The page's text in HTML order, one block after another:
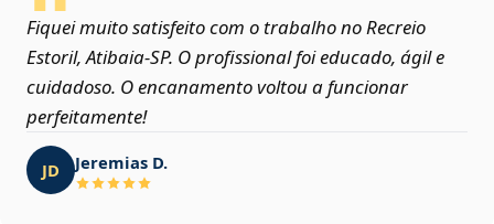
Fiquei muito satisfeito com o trabalho no Recreio
Estoril, Atibaia‑SP. O profissional foi educado, ágil e
cuidadoso. O encanamento voltou a funcionar
perfeitamente!
JD Jeremias D.